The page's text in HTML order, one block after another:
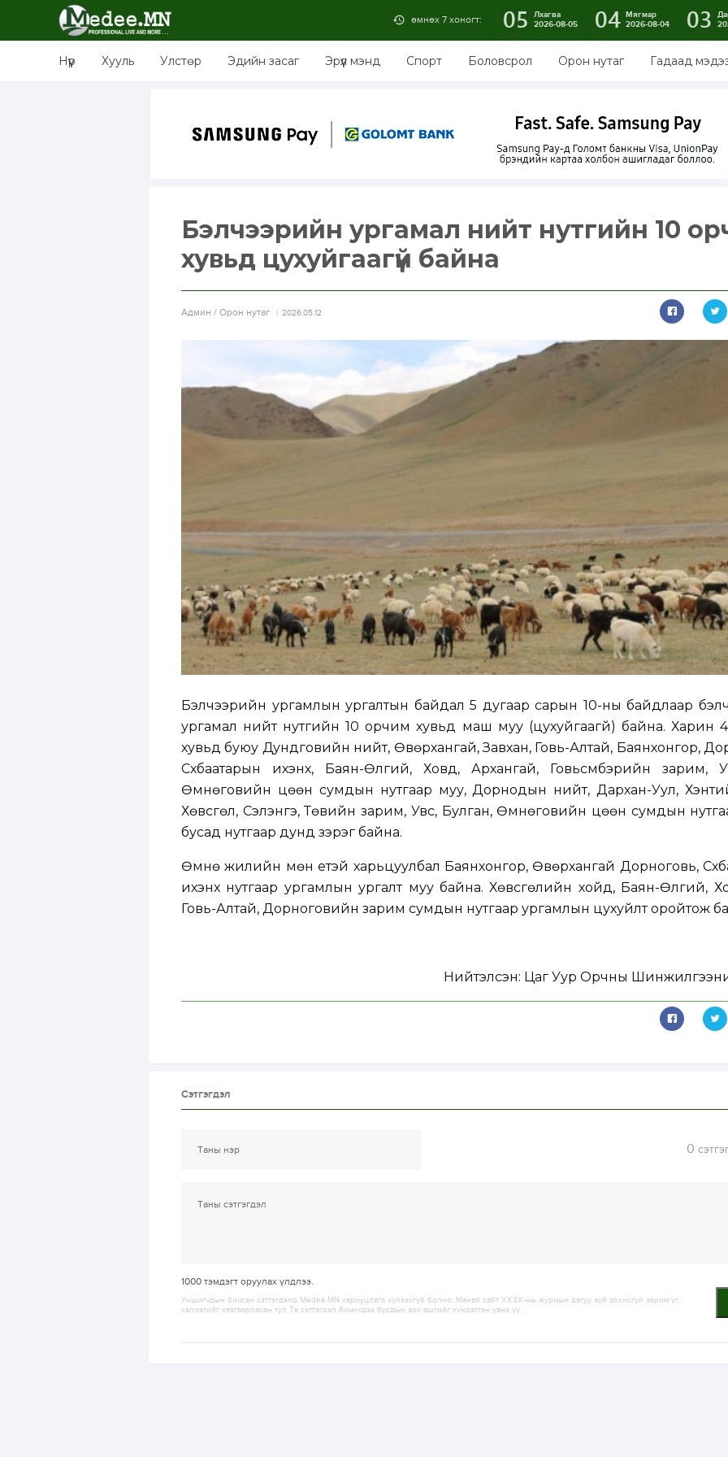
өмнөх 7 хоногт: 05
Лхагва
2026-08-05
04 Мягмар
2026-08-04
03
Нүүр Хууль Улстөр Эдийн засаг Эрүүл мэнд Спорт Боловсрол Орон нутаг Гадаад
Бэлчээрийн ургамал нийт нутгийн 10
хувьд цухуйгаагүй байна
Aдмин / Орон нутаг 2026.05.12
Бэлчээрийн ургамлын ургалтын байдал 5 дугаар сарын 10-ны байдлаар
ургамал нийт нутгийн 10 орчим хувьд маш муу (цухуйгаагүй) байна. Харин
хувьд буюу Дундговийн нийт, Өвөрхангай, Завхан, Говь-Алтай, Баянхонгор,
Сүхбаатарын ихэнх, Баян-Өлгий, Ховд, Архангай, Говьсүмбэрийн зарим,
Өмнөговийн цөөн сумдын нутгаар муу, Дорнодын нийт, Дархан-Уул,
Хөвсгөл, Сэлэнгэ, Төвийн зарим, Увс, Булган, Өмнөговийн цөөн сумдын
бусад нутгаар дунд зэрэг байна.
Өмнө жилийн мөн үетэй харьцуулбал Баянхонгор, Өвөрхангай Дорноговь,
ихэнх нутгаар ургамлын ургалт муу байна. Хөвсгөлийн хойд, Баян-Өлгий,
Говь-Алтай, Дорноговийн зарим сумдын нутгаар ургамлын цухуйлт оройтож
Нийтэлсэн: Цаг Уур Орчны
Сэтгэгдэл
0
1000 тэмдэгт оруулах үлдлээ.
Уншигчдын бичсэн сэтгэгдэлд Medee.MN хариуцлага хүлээхгүй болно. Манай сайт ХХЗХ-ны журмын дагуу зүй зохисгүй зарим үг,
хэллэгийг хязгаарласан тул Та сэтгэгдэл бичихдээ бусдын эрх ашгийг хүндэтгэн үзнэ үү.